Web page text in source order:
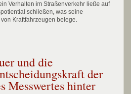
Verhalten im Straßenverkehr ließe auf
schließen, was seine
Kraftfahrzeugen belege.
und die
der
Messwertes hinter